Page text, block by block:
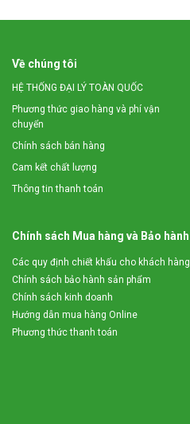
Về chúng tôi
HỆ THỐNG ĐẠI LÝ TOÀN QUỐC
Phương thức giao hàng và phí vận
chuyển
Chính sách bán hàng
Cam kết chất lượng
Thông tin thanh toán
Chính sách Mua hàng và Bảo hành
Các quy định chiết khấu cho khách hàng
Chính sách bảo hành sản phẩm
Chính sách kinh doanh
Hướng dẫn mua hàng Online
Phương thức thanh toán